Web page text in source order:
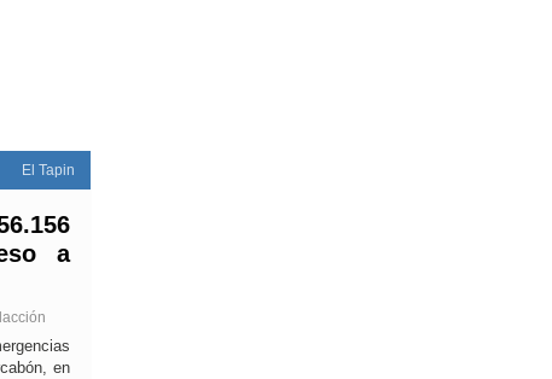
El Tapin
a
en